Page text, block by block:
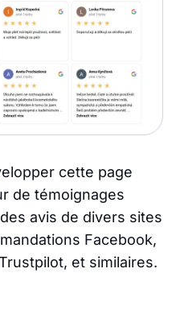
cette page
de témoignages
avis de divers sites
Facebook,
et similaires.